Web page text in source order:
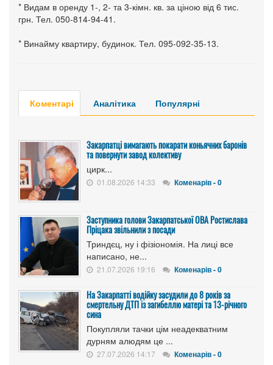
* Видам в оренду 1-, 2- та 3-кімн. кв. за ціною від 6 тис.
грн. Тел. 050-814-94-41.
* Винайму квартиру, будинок. Тел. 095-092-35-13.
Коментарі Аналітика Популярні
Закарпатці вимагають покарати коньячних баронів
та повернути завод колективу
цирк...
01.08.2026 14:33 Коменарів - 0
Заступника голови Закарпатської ОВА Ростислава
Пріцака звільнили з посади
Триндєц, ну і фізіономія. На лиці все
написано, не...
21.07.2026 19:16 Коменарів - 0
На Закарпатті водійку засудили до 8 років за
смертельну ДТП із загибеллю матері та 13-річного
сина
Покупляли тачки цім неадекватним
дурням алюдям це ...
27.07.2026 14:17 Коменарів - 0